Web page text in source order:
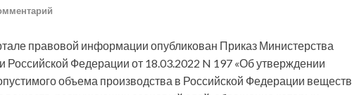
правовой информации опубликован Приказ Министерства
Российской Федерации от 18.03.2022 N 197 «Об утверждении
объема производства в Российской Федерации веществ,